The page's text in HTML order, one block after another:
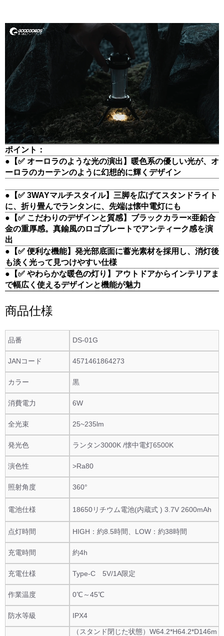
ポイント：
●【✅ オーロラのような光の演出】暖色系の優しい光が、オ
ーロラのカーテンのように幻想的に輝くデザイン
●【✅ 3WAYマルチスタイル】三脚を広げてスタンドライト
に、折り畳んでランタンに、先端は懐中電灯にも
●【✅ こだわりのデザインと質感】ブラックカラー×亜鉛合
金の重厚感。真鍮風のロゴプレートでアンティーク感を演
出
●【✅ 便利な機能】発光部底面に蓄光素材を採用し、消灯後
も淡く光って見つけやすい仕様
●【✅ やわらかな暖色の灯り】アウトドアからインテリアま
で幅広く使えるデザインと機能が魅力
商品仕様
品番 DS-01G
JANコード 4571461864273
カラー 黒
消費電力 6W
全光束 25~235lm
発光色 ランタン3000K /懐中電灯6500K
演色性 >Ra80
照射角度 360°
電池仕様 18650リチウム電池(内蔵式 ) 3.7V 2600mAh
点灯時間 HIGH：約8.5時間、LOW：約38時間
充電時間 約4h
充電仕様 Type-C 5V/1A限定
作業温度 0℃～45℃
防水等級 IPX4
（スタンド閉じた状態）W64.2*H64.2*D146m